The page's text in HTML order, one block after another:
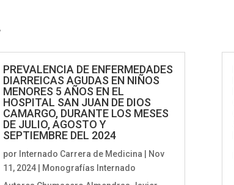
PREVALENCIA DE ENFERMEDADES
DIARREICAS AGUDAS EN NIÑOS
MENORES 5 AÑOS EN EL
HOSPITAL SAN JUAN DE DIOS
CAMARGO, DURANTE LOS MESES
DE JULIO, AGOSTO Y
SEPTIEMBRE DEL 2024
por Internado Carrera de Medicina
Nov
11, 2024|
Monografías Internado